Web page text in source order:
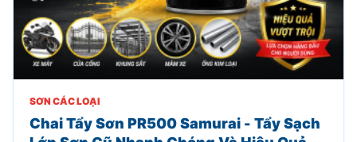
SƠN CÁC LOẠI
Chai Tẩy Sơn PR500 Samurai - Tẩy Sạch